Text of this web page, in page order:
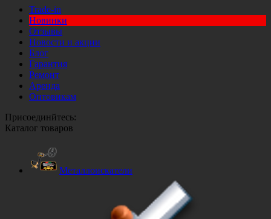
Trade-in
Новинки
Отзывы
Новости и акции
Блог
Гарантия
Ремонт
Аренда
Оптовикам
Присоединйтесь:
Каталог товаров
Металлоискатели